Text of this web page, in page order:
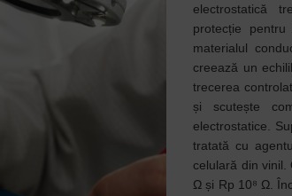
electrostatică
protecție
materialul
creează un
trecerea
și scutește
electrostatice.
tratată cu
celulară din vinil.
Ω și Rp 10⁸ Ω.